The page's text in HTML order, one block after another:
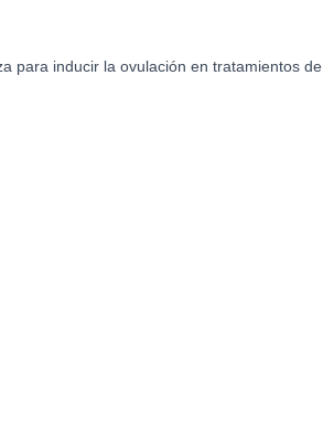
para inducir la ovulación en tratamientos de